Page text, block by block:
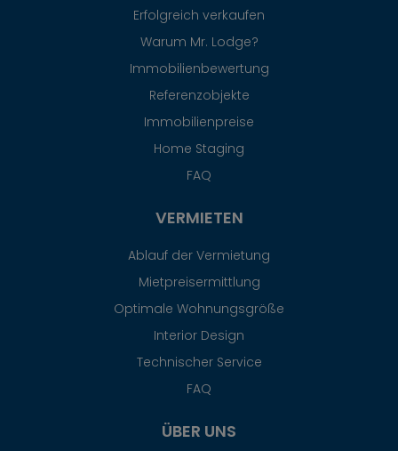
Erfolgreich verkaufen
Warum Mr. Lodge?
Immobilienbewertung
Referenzobjekte
Immobilienpreise
Home Staging
FAQ
VERMIETEN
Ablauf der Vermietung
Mietpreisermittlung
Optimale Wohnungsgröße
Interior Design
Technischer Service
FAQ
ÜBER UNS